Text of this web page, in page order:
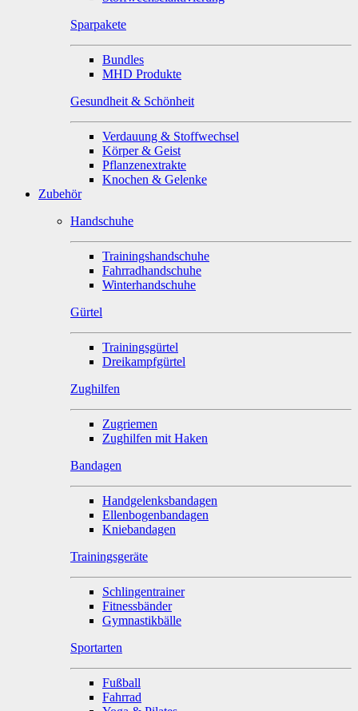
Sparpakete
Bundles
MHD Produkte
Gesundheit & Schönheit
Verdauung & Stoffwechsel
Körper & Geist
Pflanzenextrakte
Knochen & Gelenke
Zubehör
Handschuhe
Trainingshandschuhe
Fahrradhandschuhe
Winterhandschuhe
Gürtel
Trainingsgürtel
Dreikampfgürtel
Zughilfen
Zugriemen
Zughilfen mit Haken
Bandagen
Handgelenksbandagen
Ellenbogenbandagen
Kniebandagen
Trainingsgeräte
Schlingentrainer
Fitnessbänder
Gymnastikbälle
Sportarten
Fußball
Fahrrad